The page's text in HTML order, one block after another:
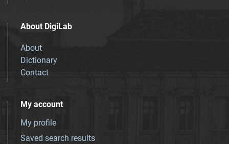
About DigiLab
About
Dictionary
Contact
My account
My profile
Saved search results